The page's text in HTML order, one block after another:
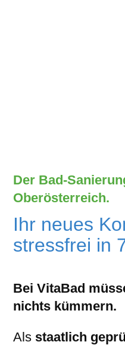
Der Bad-
Oberösterreich.
Ihr neues
stressfrei in
Bei VitaBad
nichts kümmern.
Als staatlich